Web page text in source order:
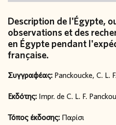
Description de l'Égypte,
observations et des
en Égypte pendant
française.
Συγγραφέας: Panckoucke, C. L.
Εκδότης: Impr. de C. L. F.
Τόπος έκδοσης: Παρίσι